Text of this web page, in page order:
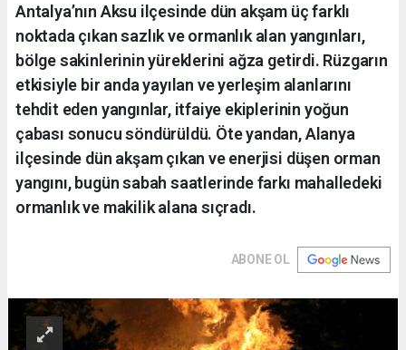
Antalya’nın Aksu ilçesinde dün akşam üç farklı
noktada çıkan sazlık ve ormanlık alan yangınları,
bölge sakinlerinin yüreklerini ağza getirdi. Rüzgarın
etkisiyle bir anda yayılan ve yerleşim alanlarını
tehdit eden yangınlar, itfaiye ekiplerinin yoğun
çabası sonucu söndürüldü. Öte yandan, Alanya
ilçesinde dün akşam çıkan ve enerjisi düşen orman
yangını, bugün sabah saatlerinde farkı mahalledeki
ormanlık ve makilik alana sıçradı.
ABONE OL